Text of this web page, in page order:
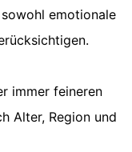
emotionale
immer feineren
Alter, Region und